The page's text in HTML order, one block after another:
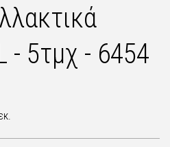
- 5τμχ - 6454